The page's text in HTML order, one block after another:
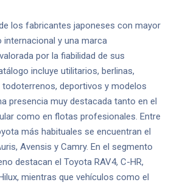
los fabricantes japoneses con mayor
y una marca
por la fiabilidad de sus
incluye utilitarios, berlinas,
todoterrenos, deportivos y modelos
presencia muy destacada tanto en el
como en flotas profesionales. Entre
más habituales se encuentran el
Avensis y Camry. En el segmento
destacan el Toyota RAV4, C-HR,
mientras que vehículos como el